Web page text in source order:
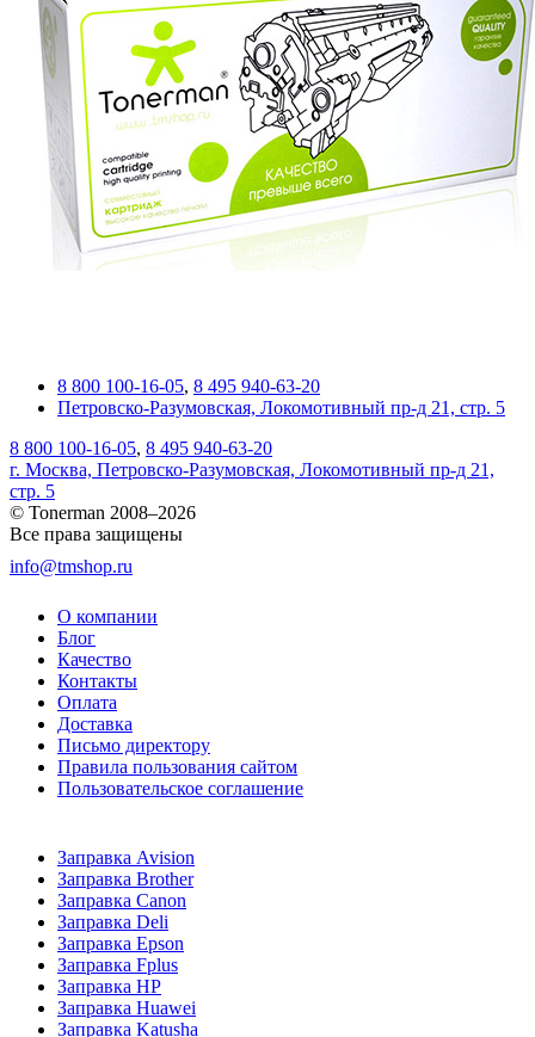
8 800 100-16-05, 8 495 940-63-20
Петровско-Разумовская, Локомотивный пр-д 21, стр. 5
8 800 100-16-05, 8 495 940-63-20
г. Москва, Петровско-Разумовская, Локомотивный пр-д 21,
стр. 5
© Tonerman 2008–2026
Все права защищены
info@tmshop.ru
О компании
Блог
Качество
Контакты
Оплата
Доставка
Письмо директору
Правила пользования сайтом
Пользовательское соглашение
Заправка Avision
Заправка Brother
Заправка Canon
Заправка Deli
Заправка Epson
Заправка Fplus
Заправка HP
Заправка Huawei
Заправка Katusha